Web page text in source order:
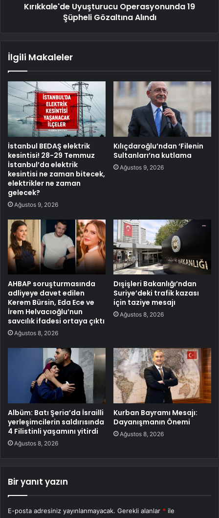
Kırıkkale'de Uyuşturucu Operasyonunda 19
Şüpheli Gözaltına Alındı
İlgili Makaleler
İstanbul BEDAŞ elektrik
kesintisi! 28-29 Temmuz
İstanbul’da elektrik
kesintisi ne zaman bitecek,
elektrikler ne zaman
gelecek?
Ağustos 9, 2026
Kılıçdaroğlu’ndan ‘Filenin
Sultanları’na kutlama
Ağustos 9, 2026
AHBAP soruşturmasında
adliyeye davet edilen
Kerem Bürsin, Eda Ece ve
İrem Helvacıoğlu’nun
savcılık ifadesi ortaya çıktı
Ağustos 8, 2026
Dışişleri Bakanlığı’ndan
Suriye’deki trafik kazası
için taziye mesajı
Ağustos 8, 2026
Albüm: Batı Şeria’da İsrailli
yerleşimcilerin saldırısında
4 Filistinli yaşamını yitirdi
Ağustos 8, 2026
Kurban Bayramı Mesajı:
Dayanışmanın Önemi
Ağustos 8, 2026
Bir yanıt yazın
E-posta adresiniz yayınlanmayacak. Gerekli alanlar * ile